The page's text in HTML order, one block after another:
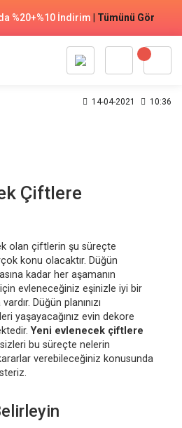
%20+%10 İndirim Tümünü Gör
14-04-2021 10:36
Çiftlere
olan çiftlerin şu süreçte
konu olacaktır. Düğün
kadar her aşamanın
evleneceğiniz eşinizle iyi bir
Düğün planınızı
yaşayacağınız evin dekore
Yeni evlenecek çiftlere
bu süreçte nelerin
verebileceğiniz konusunda